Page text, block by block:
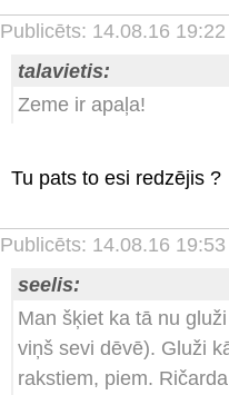
Publicēts: 14.08.16 19:22
talavietis:
Zeme ir apaļa!
Tu pats to esi redzējis ?
Publicēts: 14.08.16 19:53
seelis:
Man šķiet ka tā nu
viņš sevi dēvē). Gluži
rakstiem, piem.